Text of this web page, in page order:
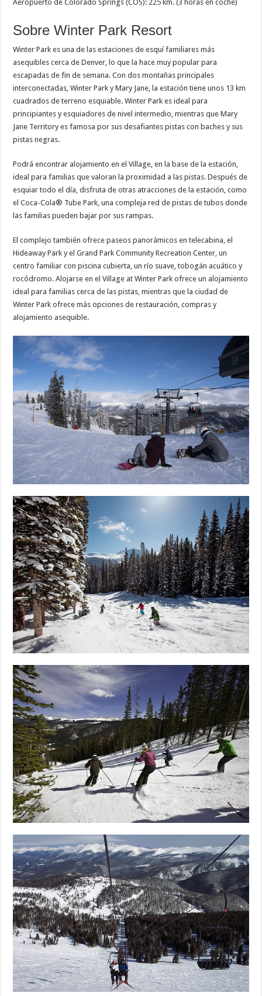
Aeropuerto de Colorado Springs (COS): 225 km. (3 horas en coche)
Sobre Winter Park Resort
Winter Park es una de las estaciones de esquí familiares más
asequibles cerca de Denver, lo que la hace muy popular para
escapadas de fin de semana. Con dos montañas principales
interconectadas, Winter Park y Mary Jane, la estación tiene unos 13 km
cuadrados de terreno esquiable. Winter Park es ideal para
principiantes y esquiadores de nivel intermedio, mientras que Mary
Jane Territory es famosa por sus desafiantes pistas con baches y sus
pistas negras.
Podrá encontrar alojamiento en el Village, en la base de la estación,
ideal para familias que valoran la proximidad a las pistas. Después de
esquiar todo el día, disfruta de otras atracciones de la estación, como
el Coca-Cola® Tube Park, una compleja red de pistas de tubos donde
las familias pueden bajar por sus rampas.
El complejo también ofrece paseos panorámicos en telecabina, el
Hideaway Park y el Grand Park Community Recreation Center, un
centro familiar con piscina cubierta, un río suave, tobogán acuático y
rocódromo. Alojarse en el Village at Winter Park ofrece un alojamiento
ideal para familias cerca de las pistas, mientras que la ciudad de
Winter Park ofrece más opciones de restauración, compras y
alojamiento asequible.